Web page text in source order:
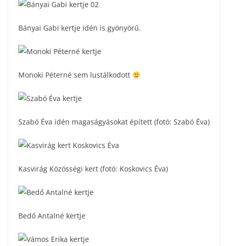
Bányai Gabi kertje idén is gyönyörű.
Monoki Péterné sem lustálkodott
Szabó Éva idén magaságyásokat épített (fotó: Szabó Éva)
Kasvirág Közösségi kert (fotó: Koskovics Éva)
Bedő Antalné kertje